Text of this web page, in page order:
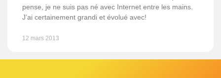
pense, je ne suis pas né avec Internet entre les mains.
J’ai certainement grandi et évolué avec!
12 mars 2013